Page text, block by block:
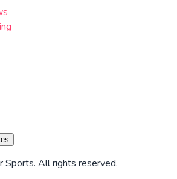
Sports. All rights reserved.